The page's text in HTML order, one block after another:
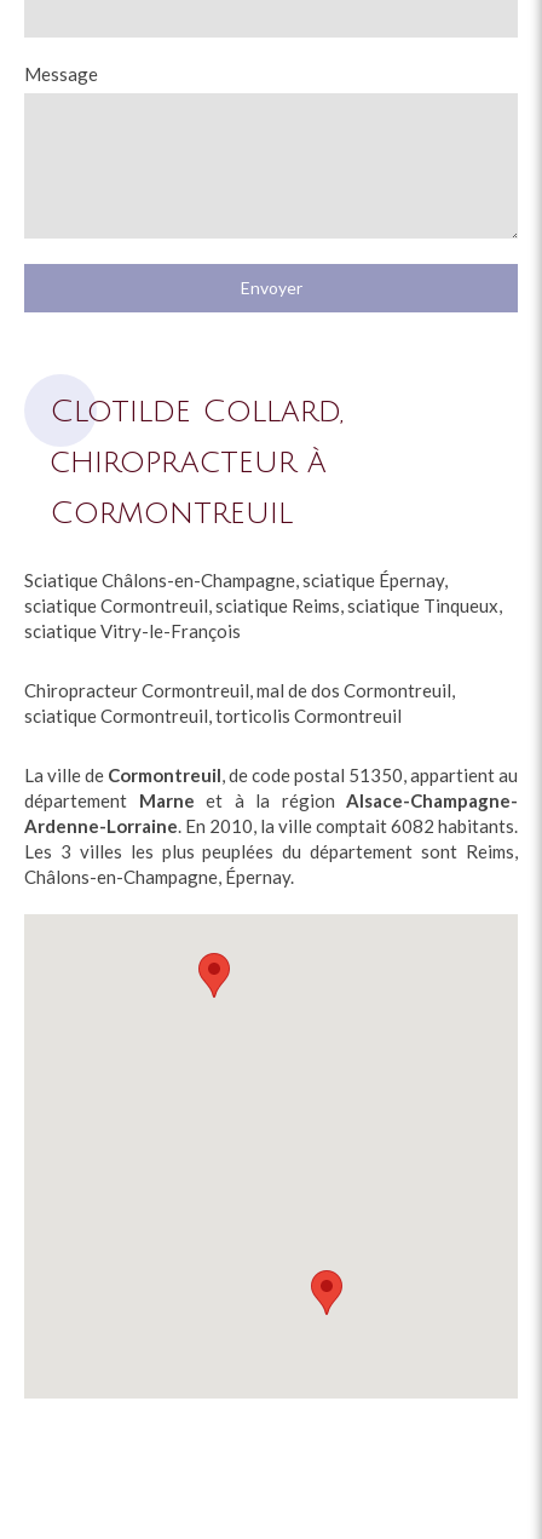
Message
Envoyer
Clotilde Collard,
chiropracteur à
Cormontreuil
Sciatique Châlons-en-Champagne,sciatique Épernay,
sciatique Cormontreuil,sciatique Reims,sciatique Tinqueux,
sciatique Vitry-le-François
Chiropracteur Cormontreuil,mal de dos Cormontreuil,
sciatique Cormontreuil,torticolis Cormontreuil
La ville de Cormontreuil, de code postal 51350, appartient au
département Marne et à la région Alsace-Champagne-
Ardenne-Lorraine. En 2010, la ville comptait 6082 habitants.
Les 3 villes les plus peuplées du département sont Reims,
Châlons-en-Champagne, Épernay.